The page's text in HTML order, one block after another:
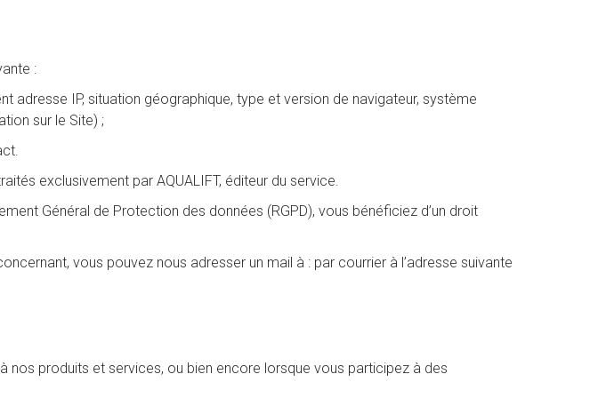
:
adresse IP, situation géographique, type et version de navigateur, système
sur le Site) ;
exclusivement par AQUALIFT, éditeur du service.
Général de Protection des données (RGPD), vous bénéficiez d’un droit
vous pouvez nous adresser un mail à : par courrier à l’adresse suivante
nos produits et services, ou bien encore lorsque vous participez à des